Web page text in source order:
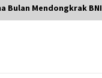
Bulan Mendongkrak BNI